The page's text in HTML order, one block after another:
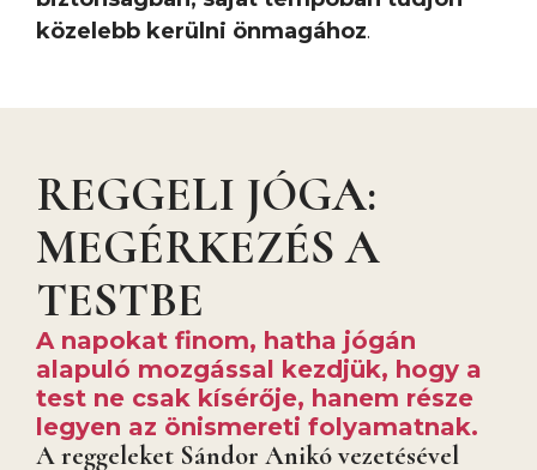
közelebb kerülni önmagához.
REGGELI JÓGA:
MEGÉRKEZÉS A
TESTBE
A napokat finom, hatha jógán
alapuló mozgással kezdjük, hogy a
test ne csak kísérője, hanem része
legyen az önismereti folyamatnak.
A reggeleket Sándor Anikó vezetésével